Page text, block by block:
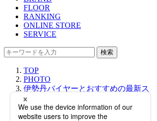
FLOOR
RANKING
ONLINE STORE
SERVICE
検索
TOP
PHOTO
伊勢丹バイヤーとおすすめの最新ス
ーツケースをご紹介！｜「大人の社
会科見学」 GUIDE by ISETAN
MITSUKOSHI